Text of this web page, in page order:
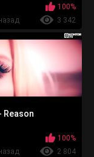
100%
3 342
Reason
100%
2 804